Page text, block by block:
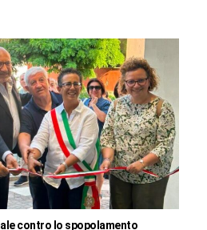
contro lo spopolamento